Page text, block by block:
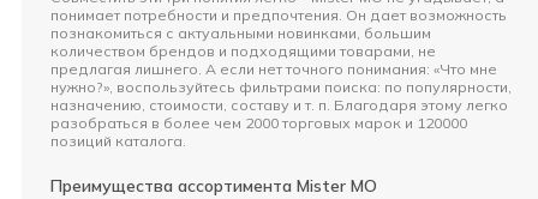
понимает потребности и предпочтения. Он дает возможность
познакомиться с актуальными новинками, большим
количеством брендов и подходящими товарами, не
предлагая лишнего. А если нет точного понимания: «Что мне
нужно?», воспользуйтесь фильтрами поиска: по популярности,
назначению, стоимости, составу и т. п. Благодаря этому легко
разобраться в более чем 2000 торговых марок и 120000
позиций каталога.
Преимущества ассортимента Mister MO